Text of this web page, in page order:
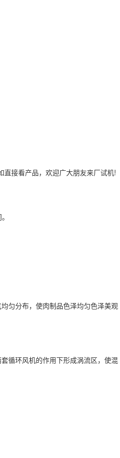
接看产品，欢迎广大朋友来厂试机!
匀分布，使肉制品色泽均匀色泽美观
循环风机的作用下形成涡流区，使混